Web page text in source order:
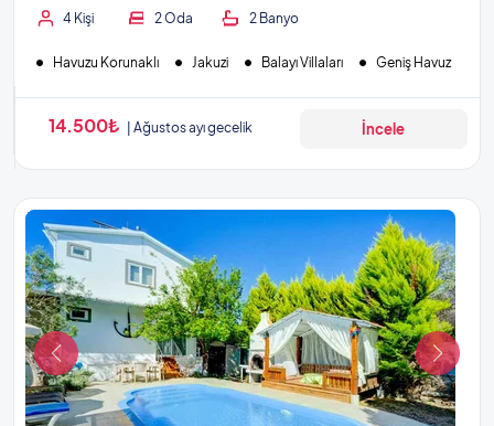
4 Kişi 2 Oda 2 Banyo
Havuzu Korunaklı Jakuzi Balayı Villaları Geniş Havuz
14.500₺ Ağustos ayı gecelik İncele